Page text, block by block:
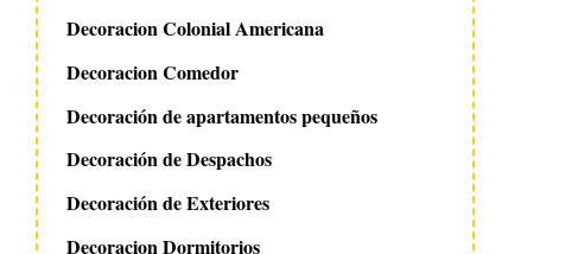
Decoracion Colonial Americana
Decoracion Comedor
Decoración de apartamentos pequeños
Decoración de Despachos
Decoración de Exteriores
Decoracion Dormitorios